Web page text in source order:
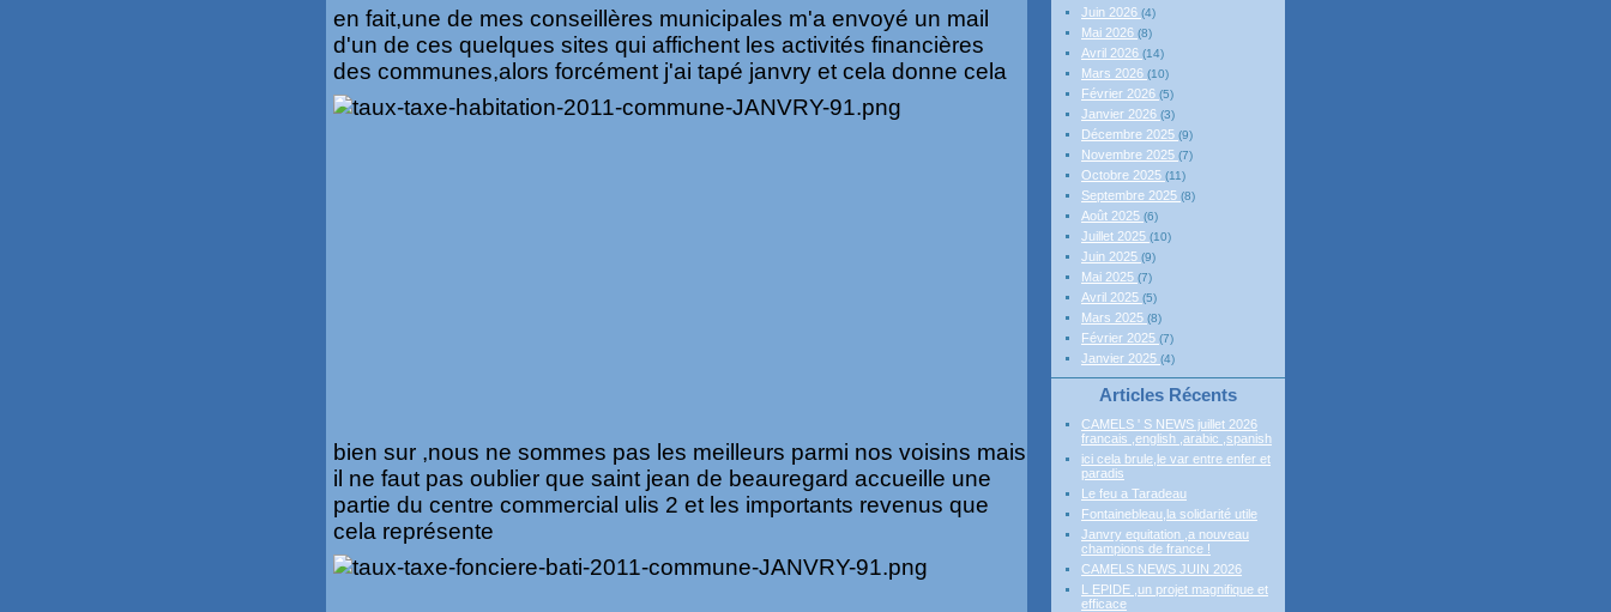
en fait,une de mes conseillères municipales m'a envoyé un mail
d'un de ces quelques sites qui affichent les activités financières
des communes,alors forcément j'ai tapé janvry et cela donne cela
bien sur ,nous ne sommes pas les meilleurs parmi nos voisins mais
il ne faut pas oublier que saint jean de beauregard accueille une
partie du centre commercial ulis 2 et les importants revenus que
cela représente
Juin 2026 (4)
Mai 2026 (8)
Avril 2026 (14)
Mars 2026 (10)
Février 2026 (5)
Janvier 2026 (3)
Décembre 2025 (9)
Novembre 2025 (7)
Octobre 2025 (11)
Septembre 2025 (8)
Août 2025 (6)
Juillet 2025 (10)
Juin 2025 (9)
Mai 2025 (7)
Avril 2025 (5)
Mars 2025 (8)
Février 2025 (7)
Janvier 2025 (4)
Articles Récents
CAMELS ' S NEWS juillet 2026
francais ,english ,arabic ,spanish
ici cela brule,le var entre enfer et
paradis
Le feu a Taradeau
Fontainebleau,la solidarité utile
Janvry equitation ,a nouveau
champions de france !
CAMELS NEWS JUIN 2026
L EPIDE ,un projet magnifique et
efficace